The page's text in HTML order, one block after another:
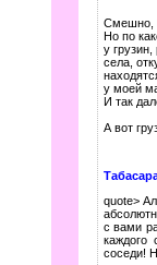
Смешно,
Но по
у
села,
у моей
И так
А вот
quote>
с вами
каждого
соседи!